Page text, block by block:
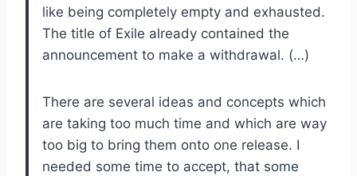
like being completely empty and exhausted.
The title of Exile already contained the
announcement to make a withdrawal. (…)
There are several ideas and concepts which
are taking too much time and which are way
too big to bring them onto one release. I
needed some time to accept, that some